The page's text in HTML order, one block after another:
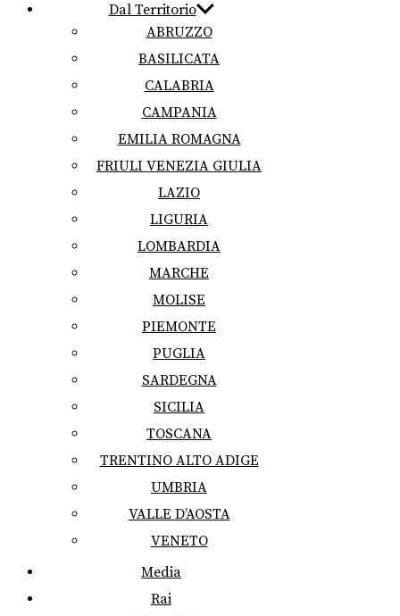
Dal Territorio
ABRUZZO
BASILICATA
CALABRIA
CAMPANIA
EMILIA ROMAGNA
FRIULI VENEZIA GIULIA
LAZIO
LIGURIA
LOMBARDIA
MARCHE
MOLISE
PIEMONTE
PUGLIA
SARDEGNA
SICILIA
TOSCANA
TRENTINO ALTO ADIGE
UMBRIA
VALLE D’AOSTA
VENETO
Media
Rai